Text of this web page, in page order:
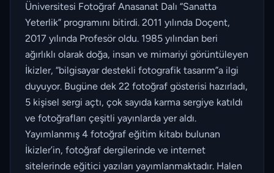
Üniversitesi Fotoğraf Anasanat Dalı “Sanatta
Yeterlik” programını bitirdi. 2011 yılında Doçent,
2017 yılında Profesör oldu. 1985 yılından beri
ağırlıklı olarak doğa, insan ve mimariyi görüntüleyen
İkizler, “bilgisayar destekli fotografik tasarım”a ilgi
duyuyor. Bugüne dek 22 fotoğraf gösterisi hazırladı,
5 kişisel sergi açtı, çok sayıda karma sergiye katıldı
ve fotoğrafları çeşitli yayınlarda yer aldı.
Yayımlanmış 4 fotoğraf eğitim kitabı bulunan
İkizler’in, fotoğraf dergilerinde ve internet
sitelerinde eğitici yazıları yayımlanmaktadır. Halen